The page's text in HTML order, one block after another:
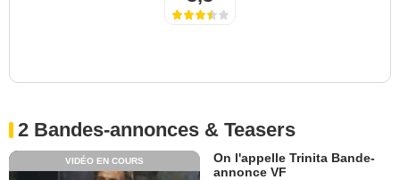
2 Bandes-annonces & Teasers
VIDÉO EN COURS
On l'appelle Trinita Bande-
annonce VF